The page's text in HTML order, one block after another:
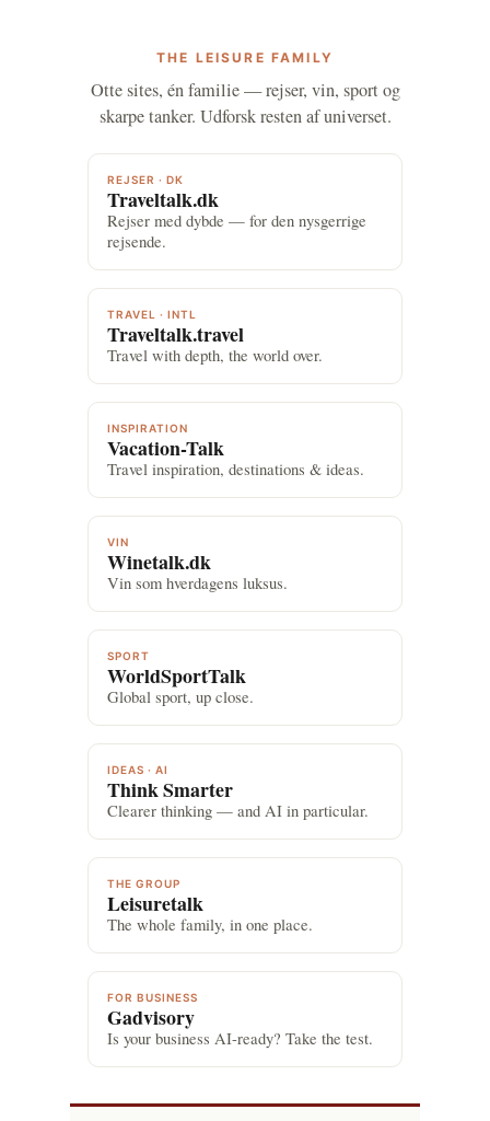
THE LEISURE FAMILY
Otte sites, én familie — rejser, vin, sport og
skarpe tanker. Udforsk resten af universet.
REJSER · DK
Traveltalk.dk
Rejser med dybde — for den nysgerrige
rejsende.
TRAVEL · INTL
Traveltalk.travel
Travel with depth, the world over.
INSPIRATION
Vacation-Talk
Travel inspiration, destinations & ideas.
VIN
Winetalk.dk
Vin som hverdagens luksus.
SPORT
WorldSportTalk
Global sport, up close.
IDEAS · AI
Think Smarter
Clearer thinking — and AI in particular.
THE GROUP
Leisuretalk
The whole family, in one place.
FOR BUSINESS
Gadvisory
Is your business AI-ready? Take the test.